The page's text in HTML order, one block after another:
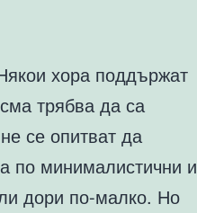
хора поддържат
трябва да са
се опитват да
по минималистични и
дори по-малко. Но